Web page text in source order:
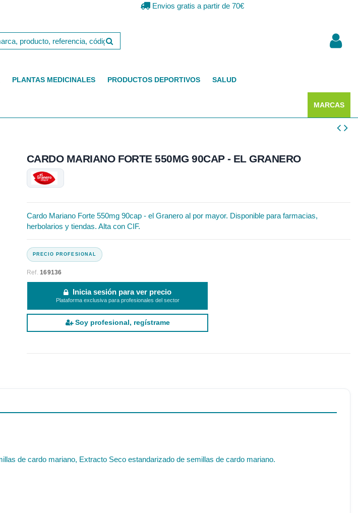
Envios gratis a partir de 70€
PLANTAS MEDICINALES PRODUCTOS DEPORTIVOS SALUD
MARCAS
CARDO MARIANO FORTE 550MG 90CAP - EL GRANERO
Cardo Mariano Forte 550mg 90cap - el Granero al por mayor. Disponible para farmacias,
herbolarios y tiendas. Alta con CIF.
Ref.169136
Inicia sesión para ver precio
Plataforma exclusiva para profesionales del sector
Soy profesional, regístrame
de cardo mariano, Extracto Seco estandarizado de semillas de cardo mariano.